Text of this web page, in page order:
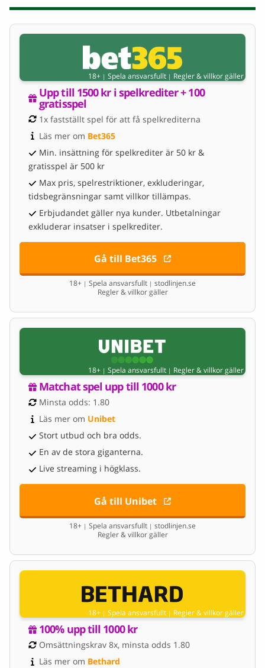
18+ | Spela ansvarsfullt | Regler & villkor gäller
Upp till 1500 kr i spelkrediter + 100
gratisspel
1x fastställt spel för att få spelkrediterna
Läs mer om Bet365
Min. insättning för spelkrediter är 50 kr &
gratisspel är 500 kr
Max pris, spelrestriktioner, exkluderingar,
tidsbegränsningar samt villkor tillämpas.
Erbjudandet gäller nya kunder. Utbetalningar
exkluderar insatser i spelkrediter.
Gå till Bet365
18+ | Spela ansvarsfullt | stodlinjen.se
Regler & villkor gäller
18+ | Spela ansvarsfullt | Regler & villkor gäller
Matchat spel upp till 1000 kr
Minsta odds: 1.80
Läs mer om Unibet
Stort utbud och bra odds.
En av de stora giganterna.
Live streaming i högklass.
Gå till Unibet
18+ | Spela ansvarsfullt | stodlinjen.se
Regler & villkor gäller
18+ | Spela ansvarsfullt | Regler & villkor gäller
100% upp till 1000 kr
Omsättningskrav 8x, minsta odds 1.80
Läs mer om Bethard